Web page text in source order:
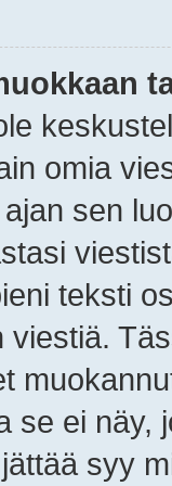
omia
sen
teksti
viestiä.
se ei näy,
syy